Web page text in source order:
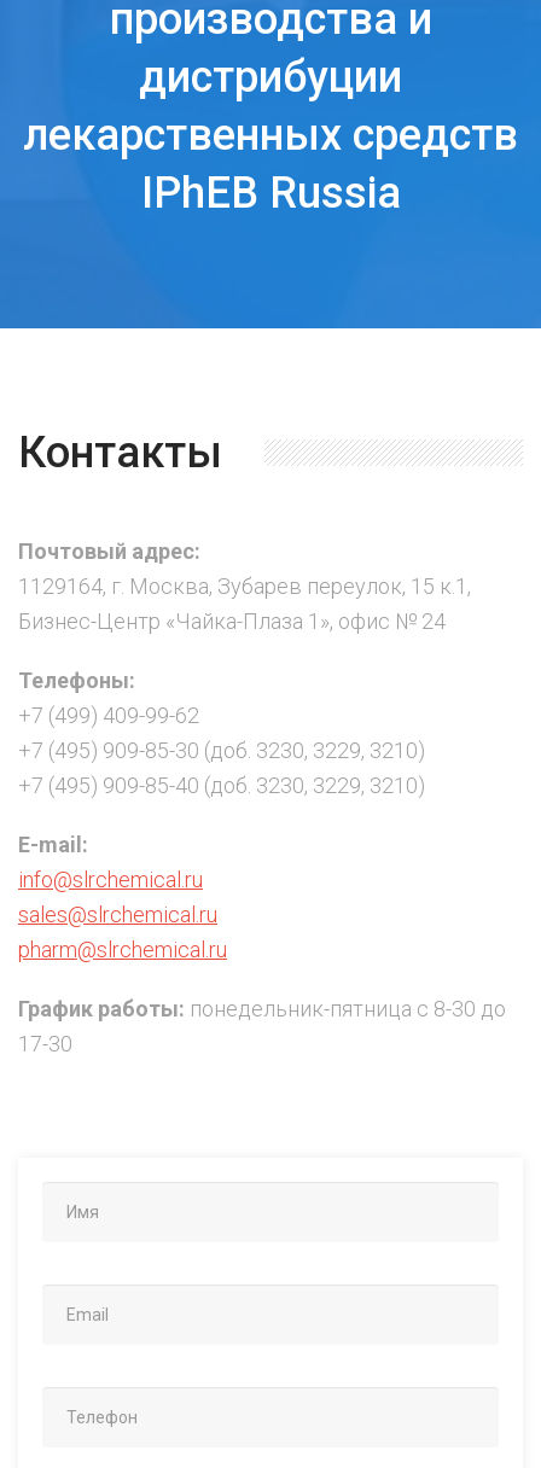
производства и
дистрибуции
лекарственных средств
IPhEB Russia
Контакты
Почтовый адрес:
1129164, г. Москва, Зубарев переулок, 15 к.1,
Бизнес-Центр «Чайка-Плаза 1», офис № 24
Телефоны:
+7 (499) 409-99-62
+7 (495) 909-85-30 (доб. 3230, 3229, 3210)
+7 (495) 909-85-40 (доб. 3230, 3229, 3210)
E-mail:
info@slrchemical.ru
sales@slrchemical.ru
pharm@slrchemical.ru
График работы: понедельник-пятница с 8-30 до
17-30